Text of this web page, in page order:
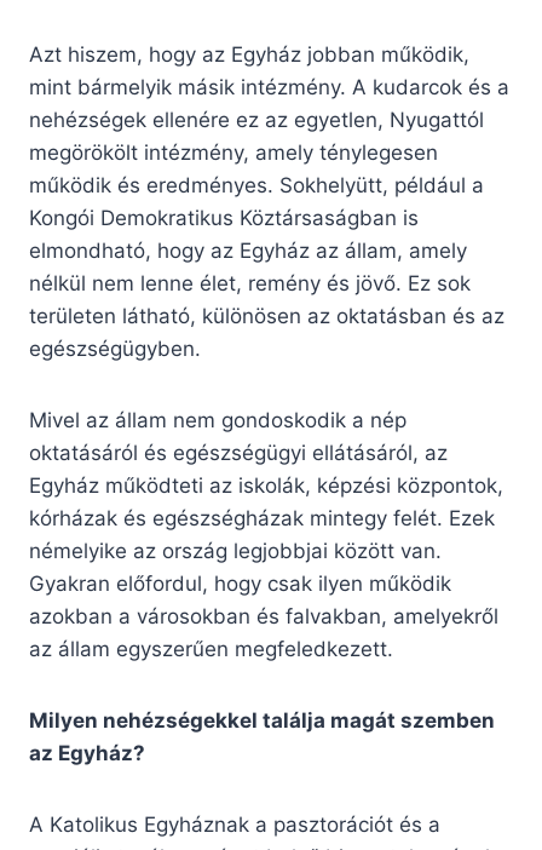
Azt hiszem, hogy az Egyház jobban működik,
mint bármelyik másik intézmény. A kudarcok és a
nehézségek ellenére ez az egyetlen, Nyugattól
megörökölt intézmény, amely ténylegesen
működik és eredményes. Sokhelyütt, például a
Kongói Demokratikus Köztársaságban is
elmondható, hogy az Egyház az állam, amely
nélkül nem lenne élet, remény és jövő. Ez sok
területen látható, különösen az oktatásban és az
egészségügyben.
Mivel az állam nem gondoskodik a nép
oktatásáról és egészségügyi ellátásáról, az
Egyház működteti az iskolák, képzési központok,
kórházak és egészségházak mintegy felét. Ezek
némelyike az ország legjobbjai között van.
Gyakran előfordul, hogy csak ilyen működik
azokban a városokban és falvakban, amelyekről
az állam egyszerűen megfeledkezett.
Milyen nehézségekkel találja magát szemben
az Egyház?
A Katolikus Egyháznak a pasztorációt és a